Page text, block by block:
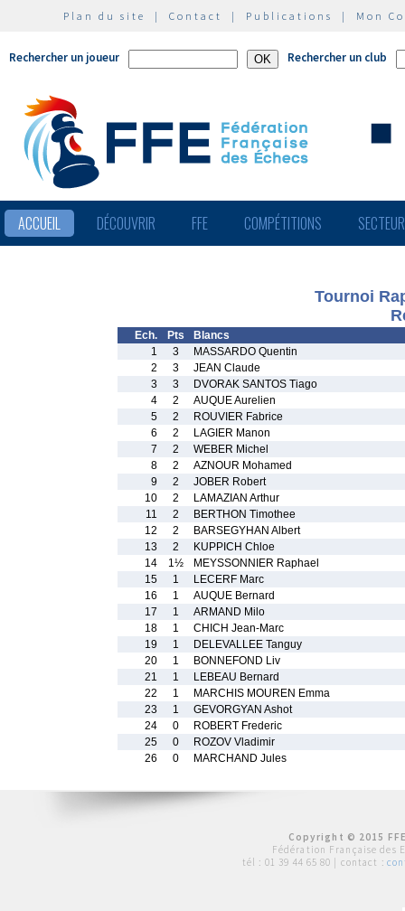
Plan du site | Contact | Publications | Mon
Rechercher un joueur Rechercher un club
ACCUEIL DÉCOUVRIR FFE COMPÉTITIONS
Tournoi
Ech. Pts
Blancs
1
3
MASSARDO Quentin
2
3
JEAN Claude
3
3
DVORAK SANTOS Tiago
4
2
AUQUE Aurelien
5
2
ROUVIER Fabrice
6
2
LAGIER Manon
7
2
WEBER Michel
8
2
AZNOUR Mohamed
9
2
JOBER Robert
10
2
LAMAZIAN Arthur
11
2
BERTHON Timothee
12
2
BARSEGYHAN Albert
13
2
KUPPICH Chloe
14
1½
MEYSSONNIER Raphael
15
1
LECERF Marc
16
1
AUQUE Bernard
17
1
ARMAND Milo
18
1
CHICH Jean-Marc
19
1
DELEVALLEE Tanguy
20
1
BONNEFOND Liv
21
1
LEBEAU Bernard
22
1
MARCHIS MOUREN Emma
23
1
GEVORGYAN Ashot
24
0
ROBERT Frederic
25
0
ROZOV Vladimir
26
0 MARCHAND Jules
Copyright © 2015
Fédération Française des
tél : 01 39 44 65 80 | contact :